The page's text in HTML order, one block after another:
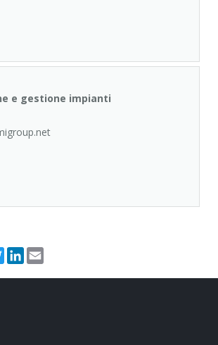
e gestione impianti
TwitterLinkedIn